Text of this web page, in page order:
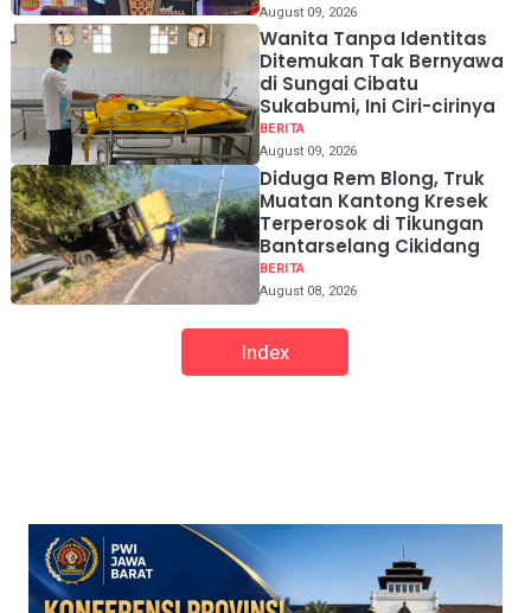
August 09, 2026
Wanita Tanpa Identitas
Ditemukan Tak Bernyawa
di Sungai Cibatu
Sukabumi, Ini Ciri-cirinya
BERITA
August 09, 2026
Diduga Rem Blong, Truk
Muatan Kantong Kresek
Terperosok di Tikungan
Bantarselang Cikidang
BERITA
August 08, 2026
Index